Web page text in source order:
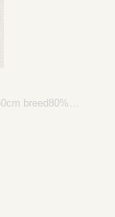
breed80%…